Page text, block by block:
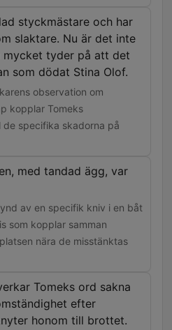
styckmästare och har
slaktare. Nu är det inte
tyder på att det
som dödat Stina Olof.
observation om
kopplar Tomeks
specifika skadorna på
med tandad ägg, var
av en specifik kniv i en båt
som kopplar samman
nära de misstänktas
Tomeks ord sakna
efter
honom till brottet.